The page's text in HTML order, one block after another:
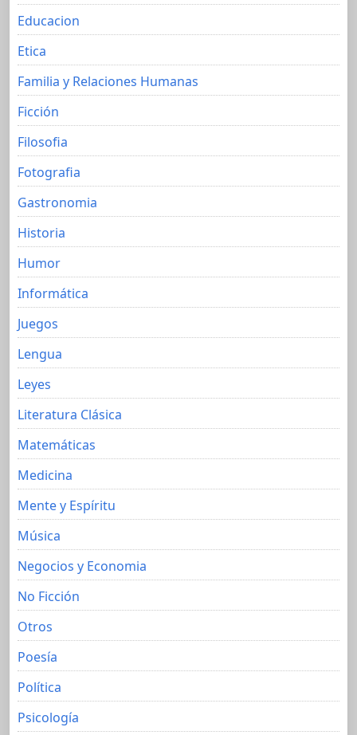
Educacion
Etica
Familia y Relaciones Humanas
Ficción
Filosofia
Fotografia
Gastronomia
Historia
Humor
Informática
Juegos
Lengua
Leyes
Literatura Clásica
Matemáticas
Medicina
Mente y Espíritu
Música
Negocios y Economia
No Ficción
Otros
Poesía
Política
Psicología